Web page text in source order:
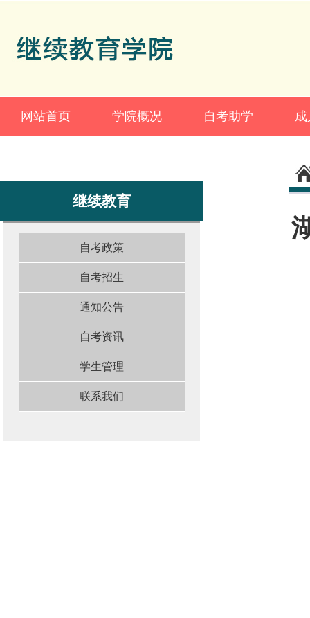
网站首页 学院概况 自考助学
继续教育
自考政策
自考招生
通知公告
自考资讯
学生管理
联系我们